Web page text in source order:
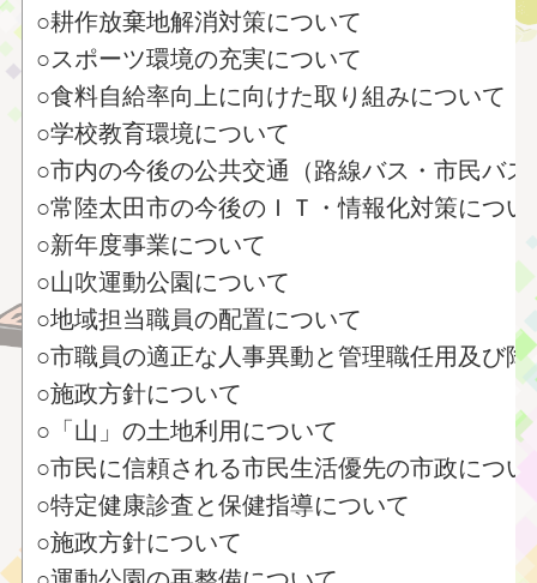
○耕作放棄地解消対策について
○スポーツ環境の充実について
○食料自給率向上に向けた取り組みについて
○学校教育環境について
○市内の今後の公共交通（路線バス・市民バ
○常陸太田市の今後のＩＴ・情報化対策につい
○新年度事業について
○山吹運動公園について
○地域担当職員の配置について
○市職員の適正な人事異動と管理職任用及び
○施政方針について
○「山」の土地利用について
○市民に信頼される市民生活優先の市政につ
○特定健康診査と保健指導について
○施政方針について